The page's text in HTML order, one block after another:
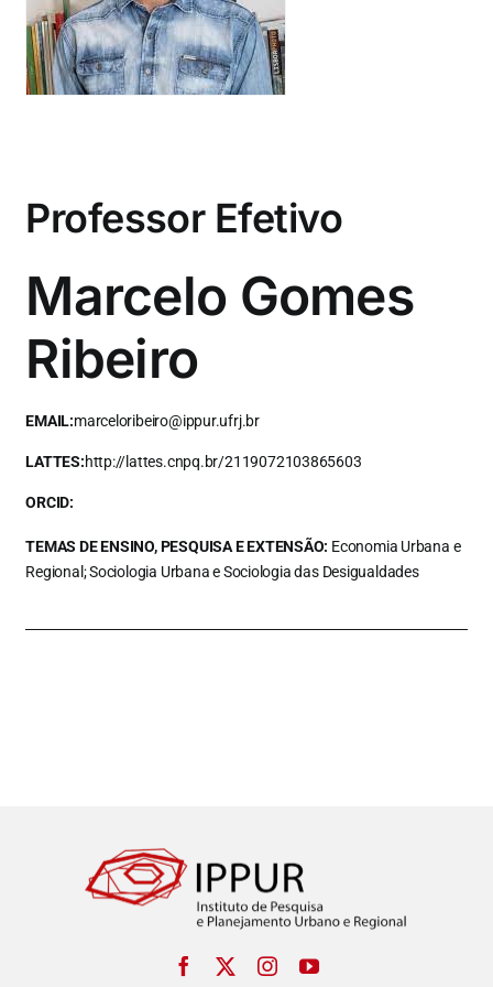
Eventos e Certificados
Comunicação
Professor Efetivo
Marcelo Gomes
Ribeiro
EMAIL:marceloribeiro@ippur.ufrj.br
LATTES:http://lattes.cnpq.br/2119072103865603
ORCID:
TEMAS DE ENSINO, PESQUISA E EXTENSÃO: Economia Urbana e
Regional; Sociologia Urbana e Sociologia das Desigualdades